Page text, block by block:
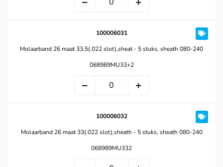
100006031
Molaarband 26 maat 33,5(.022 slot),sheat - 5 stuks, sheath 080-240
068989MU33+2
100006032
Molaarband 26 maat 33(.022 slot),sheath - 5 stuks, sheath 080-240
068989MU332